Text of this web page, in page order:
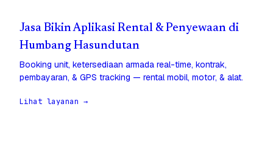
Jasa Bikin Aplikasi Rental & Penyewaan di
Humbang Hasundutan
Booking unit, ketersediaan armada real-time, kontrak,
pembayaran, & GPS tracking — rental mobil, motor, & alat.
Lihat layanan →